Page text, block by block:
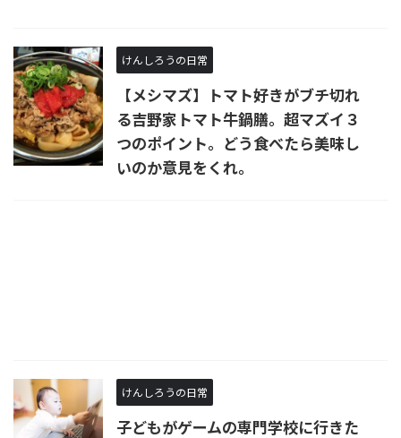
けんしろうの日常
【メシマズ】トマト好きがブチ切れ
る吉野家トマト牛鍋膳。超マズイ３
つのポイント。どう食べたら美味し
いのか意見をくれ。
けんしろうの日常
子どもがゲームの専門学校に行きた